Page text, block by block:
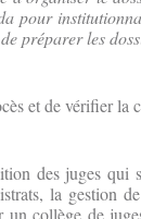
pour
préparer les
et de vérifier la
des juges qui
la gestion
collège de